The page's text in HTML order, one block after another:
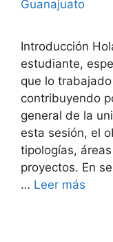
Guanajuato
Introducción
estudiante,
que lo
contribuyendo
general de la
esta sesión, el
tipologías,
proyectos. En
… Leer más